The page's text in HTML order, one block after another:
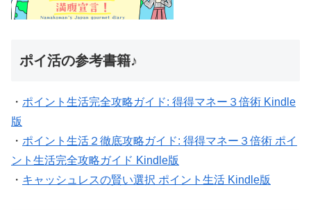
ポイ活の参考書籍♪
・ ポイント生活完全攻略ガイド: 得得マネー３倍術 Kindle
版
・ ポイント生活２徹底攻略ガイド: 得得マネー３倍術 ポイ
ント生活完全攻略ガイド Kindle版
・ キャッシュレスの賢い選択 ポイント生活 Kindle版